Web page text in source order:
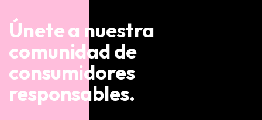
Únete a nuestra
comunidad de
consumidores
responsables.